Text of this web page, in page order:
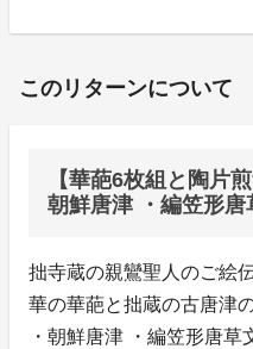
このリターンについて
【華葩6枚組と陶片
朝鮮唐津 ・編笠形唐
拙寺蔵の親鸞聖人のご絵
華の華葩と拙蔵の古唐津
・朝鮮唐津 ・編笠形唐